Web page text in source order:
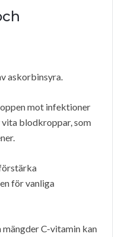
askorbinsyra.
mot infektioner
blodkroppar, som
för vanliga
C-vitamin kan